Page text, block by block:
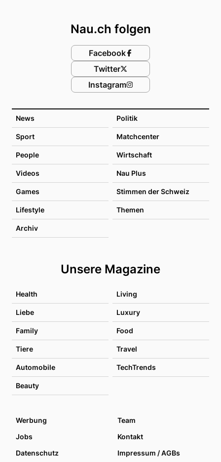
News Politik
Sport Matchcenter
People Wirtschaft
Videos Nau Plus
Games Stimmen der Schweiz
Lifestyle Themen
Archiv
Unsere Magazine
Health Living
Liebe Luxury
Family Food
Tiere Travel
Automobile TechTrends
Beauty
Nau.ch folgen
Facebook
Twitter
Instagram
Werbung
Team
Jobs
Kontakt
Datenschutz
Impressum / AGBs